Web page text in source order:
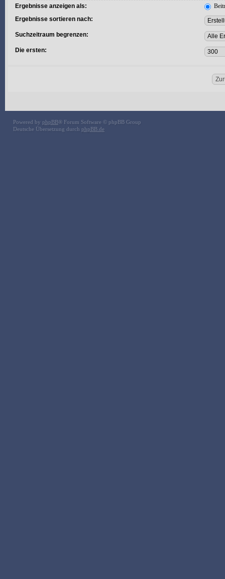
Ergebnisse anzeigen als:
Ergebnisse sortieren nach:
Suchzeitraum begrenzen:
Die ersten:
Powered by phpBB® Forum Software © phpBB Group
Deutsche Übersetzung durch phpBB.de